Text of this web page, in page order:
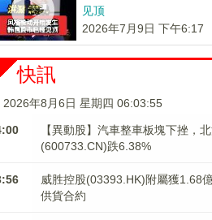
见顶
2026年7月9日 下午6:17
快訊
2026年8月6日 星期四 06:03:56
【異動股】汽車整車板塊下挫，
(600733.CN)跌6.38%
威胜控股(03393.HK)附屬獲1.68
供貨合約